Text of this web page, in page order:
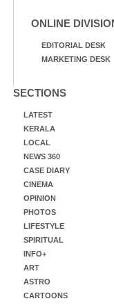
ONLINE
EDITORIAL DESK
MARKETING DESK
SECTIONS
LATEST
KERALA
LOCAL
NEWS 360
CASE DIARY
CINEMA
OPINION
PHOTOS
LIFESTYLE
SPIRITUAL
INFO+
ART
ASTRO
CARTOONS